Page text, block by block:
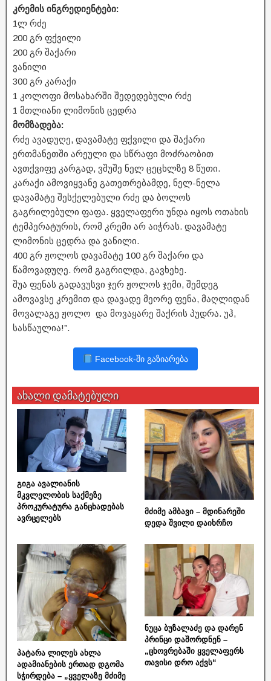
კრემის ინგრედიენტები:
1ლ რძე
200 გრ ფქვილი
200 გრ შაქარი
ვანილი
300 გრ კარაქი
1 კოლოფი მოსახარში შედედებული რძე
1 მთლიანი ლიმონის ცედრა
მომზადება:
რძე ავადუღე, დავამატე ფქვილი და შაქარი
ერთმანეთში არეული და სწრაფი მოძრაობით
ავთქვიფე კარგად, ვშუშე ნელ ცეცხლზე 8 წუთი.
კარაქი ამოვიყვანე გათეთრებამდე, ნელ-ნელა
დავამატე შესქელებული რძე და ბოლოს
გაგრილებული ფაფა. ყველაფერი უნდა იყოს ოთახის
ტემპერატურის, რომ კრემი არ აიჭრას. დავამატე
ლიმონის ცედრა და ვანილი.
400 გრ ჟოლოს დავამატე 100 გრ შაქარი და
წამოვადუღე. რომ გაგრილდა, გავხეხე.
შუა ფენას გადავუსვი ჯერ ჟოლოს ჯემი, შემდეგ
ამოვავსე კრემით და დავადე მეორე ფენა, მაღლიდან
მოვალაგე ჟოლო და მოვაყარე შაქრის პუდრა. უჰ,
სასწაულია!”.
Facebook-ში გაზიარება
ახალი დამატებული
გიგა ავალიანის
მკვლელობის საქმეზე
პროკურატურა განცხადებას
ავრცელებს
მძიმე ამბავი – მდინარეში
დედა შვილი დაიხრჩო
პატარა ლილეს ახლა
ადამიანების ერთად დგომა
სჭირდება – „ყველაზე მძიმე
ნუცა ბუზალაძე და დარენ
პრინცი დაშორდნენ –
„ცხოვრებაში ყველაფერს
თავისი დრო აქვს“